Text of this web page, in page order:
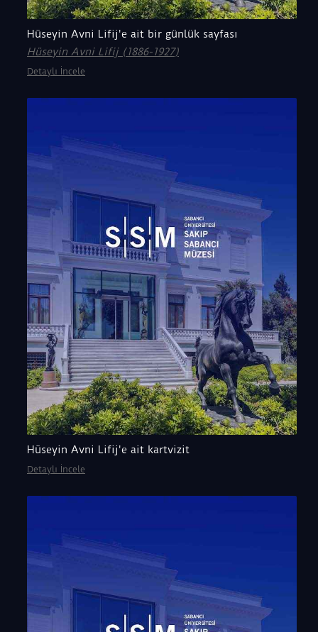
Hüseyin Avni Lifij'e ait bir günlük sayfası
Hüseyin Avni Lifij (1886-1927)
Detaylı İncele
Hüseyin Avni Lifij'e ait kartvizit
Detaylı İncele